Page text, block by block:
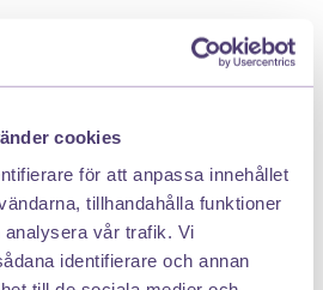
cookies
för att anpassa innehållet
tillhandahålla funktioner
vår trafik. Vi
identifierare och annan
framtill kan den dämpa
svårare att känna.
inåt mot ryggen istället för utåt
ofta mindre.